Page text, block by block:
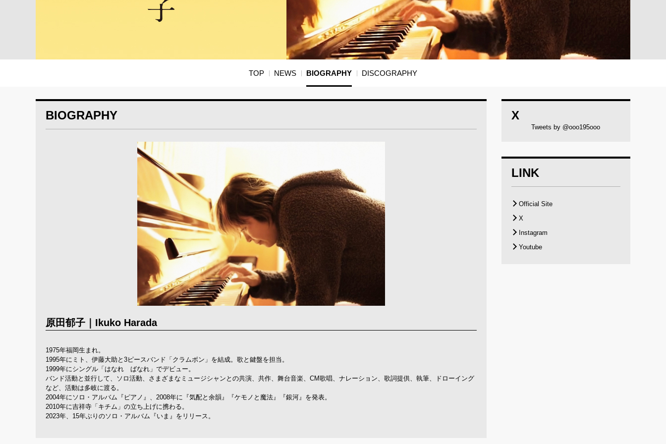
TOP NEWS BIOGRAPHY DISCOGRAPHY
BIOGRAPHY
原田郁子｜Ikuko Harada
1975年福岡生まれ。
1995年にミト、伊藤大助と3ピースバンド「クラムボン」を結成。歌と鍵盤を担当。
1999年にシングル「はなれ ばなれ」でデビュー。
バンド活動と並行して、ソロ活動、さまざまなミュージシャンとの共演、共作、舞台音楽、CM歌唱、ナレーション、歌詞提供、執筆、ドローイング
など、活動は多岐に渡る。
2004年にソロ・アルバム『ピアノ』、2008年に『気配と余韻』『ケモノと魔法』『銀河』を発表。
2010年に吉祥寺「キチム」の立ち上げに携わる。
2023年、15年ぶりのソロ・アルバム『いま』をリリース。
X
Tweets by @ooo195ooo
LINK
Official Site
X
Instagram
Youtube